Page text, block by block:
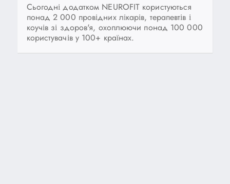
Сьогодні додатком NEUROFIT користуються
понад 2 000 провідних лікарів, терапевтів і
коучів зі здоров'я, охоплюючи понад 100 000
користувачів у 100+ країнах.